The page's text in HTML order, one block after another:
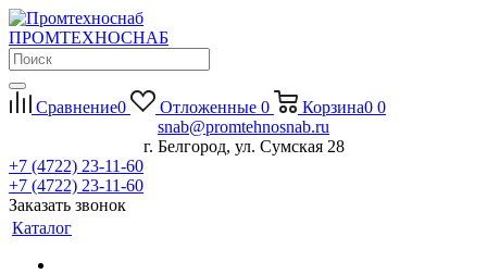
ПРОМТЕХНОСНАБ
Сравнение0 Отложенные 0 Корзина0 0
snab@promtehnosnab.ru
г. Белгород, ул. Сумская 28
+7 (4722) 23-11-60
+7 (4722) 23-11-60
Заказать звонок
Каталог